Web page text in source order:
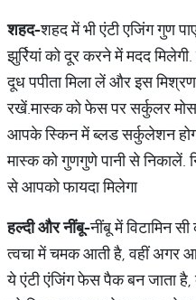
शहद-शहद में भी एंटी एजिंग गुण
झुर्रियां को दूर करने में मदद
दूध पपीता मिला लें और इस
रखें.मास्क को फेस पर सर्कुलर
आपके स्किन में ब्लड सर्कुलेशन
मास्क को गुणगुणे पानी से
से आपको फायदा मिलेगा
हल्दीऔरनींबू-नींबू में विटामिन
त्वचा में चमक आती है, वहीं अगर
ये एंटी एंजिंग फेस पैक बन जाता है,